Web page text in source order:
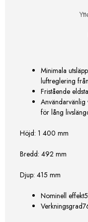
Minimala
luftreglering
Fristående
Användarvänlig
för lång
Höjd: 1 400 mm
Bredd: 492 mm
Djup: 415 mm
Nominell